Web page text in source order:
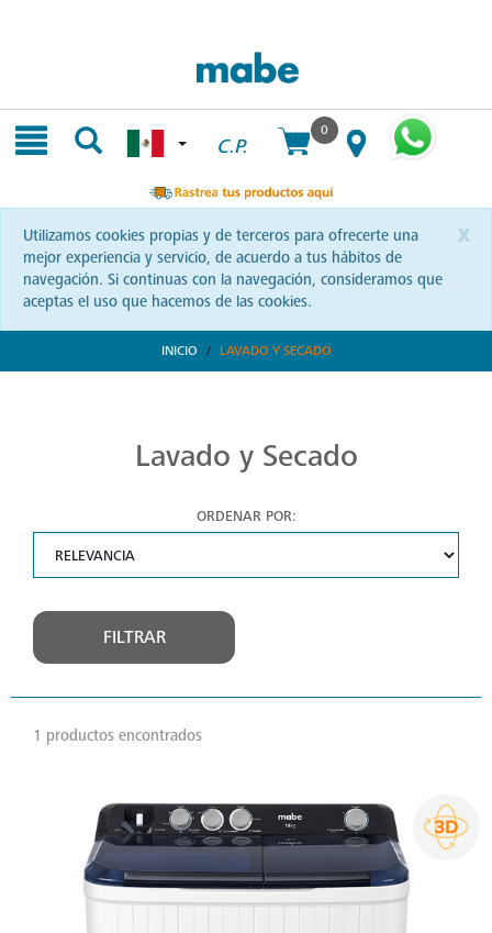
C.P.
0
x
Utilizamos cookies propias y de terceros para ofrecerte una
mejor experiencia y servicio, de acuerdo a tus hábitos de
navegación. Si continuas con la navegación, consideramos que
aceptas el uso que hacemos de las cookies.
INICIO LAVADO Y SECADO
Lavado y Secado
ORDENAR POR:
FILTRAR
1 productos encontrados